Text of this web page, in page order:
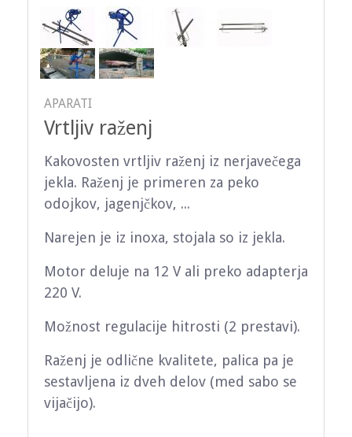
APARATI
Vrtljiv raženj
Kakovosten vrtljiv raženj iz nerjavečega
jekla. Raženj je primeren za peko
odojkov, jagenjčkov, ...
Narejen je iz inoxa, stojala so iz jekla.
Motor deluje na 12 V ali preko adapterja
220 V.
Možnost regulacije hitrosti (2 prestavi).
Raženj je odlične kvalitete, palica pa je
sestavljena iz dveh delov (med sabo se
vijačijo).